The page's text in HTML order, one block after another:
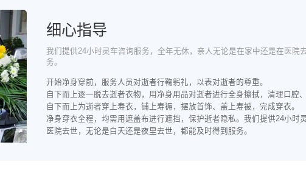
细心指导
我们提供24小时灵车咨询服务，全年无休，亲人无论是在家中还是在医院
务。
开始净身穿前，服务人员对逝者行鞠躬礼，以表对逝者的尊重。
自下而上逐一脱去逝者衣物，用净身用品对逝者进行全身擦拭，清理口腔
自下而上为逝者穿上寿衣，铺上寿褥，摆放首饰、盖上寿被，完成穿衣。
净身穿衣全程，均需用遮盖布进行遮挡，保护逝者隐私。我们提供24小时
医院去世，无论是白天还是夜里去世，都能及时得到服务。